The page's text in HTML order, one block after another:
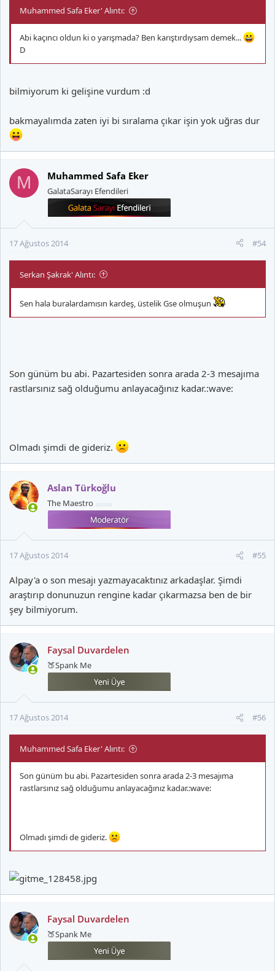
Muhammed Safa Eker' Alıntı:
Abi kaçıncı oldun ki o yarışmada? Ben karıştırdıysam demek...
D
bilmiyorum ki gelişine vurdum :d
bakmayalımda zaten iyi bi sıralama çıkar işin yok uğras dur
M Muhammed Safa Eker
GalataSarayı Efendileri
17 Ağustos 2014 #54
Serkan Şakrak' Alıntı:
Sen hala buralardamısın kardeş, üstelik Gse olmuşun
Son günüm bu abi. Pazartesiden sonra arada 2-3 mesajıma
rastlarsınız sağ olduğumu anlayacağınız kadar.:wave:
Olmadı şimdi de gideriz.
Aslan Türkoğlu
The Maestro
17 Ağustos 2014 #55
Alpay'a o son mesajı yazmayacaktınız arkadaşlar. Şimdi
araştırıp donunuzun rengine kadar çıkarmazsa ben de bir
şey bilmiyorum.
Faysal Duvardelen
🍑Spank Me
17 Ağustos 2014 #56
Muhammed Safa Eker' Alıntı:
Son günüm bu abi. Pazartesiden sonra arada 2-3 mesajıma
rastlarsınız sağ olduğumu anlayacağınız kadar.:wave:
Olmadı şimdi de gideriz.
Faysal Duvardelen
🍑Spank Me